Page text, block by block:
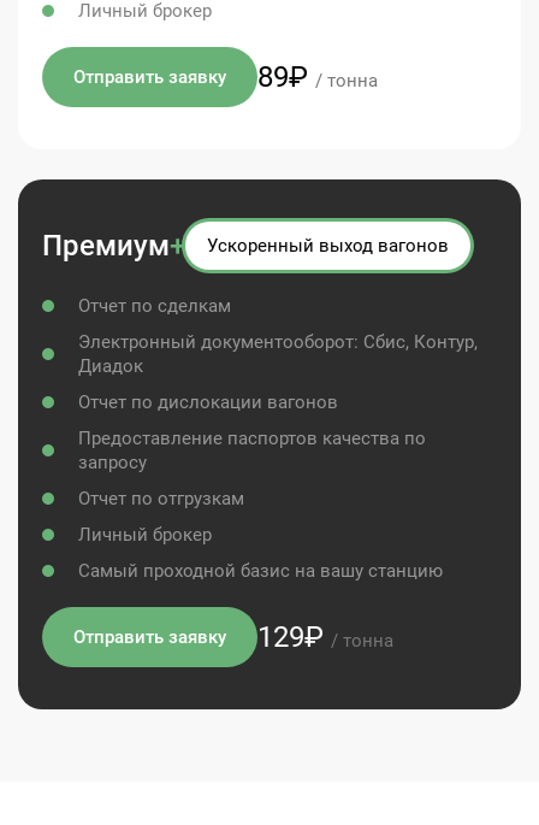
Личный брокер
Отправить заявку 89₽ / тонна
Премиум+ Ускоренный выход вагонов
Отчет по сделкам
Электронный документооборот: Сбис, Контур,
Диадок
Отчет по дислокации вагонов
Предоставление паспортов качества по
запросу
Отчет по отгрузкам
Личный брокер
Самый проходной базис на вашу станцию
Отправить заявку 129₽ / тонна